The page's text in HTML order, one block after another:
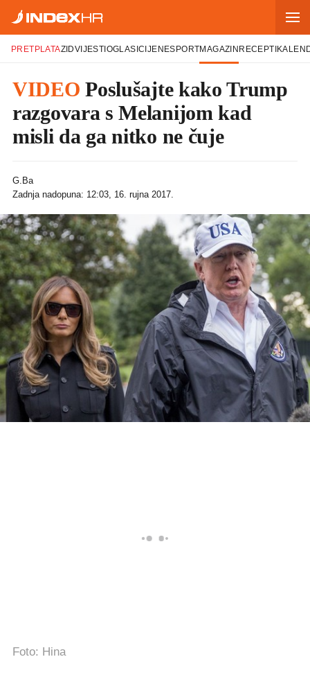
PRETPLATAZIDVIJESTI OGLASICIJENESPORTMAGAZIN RECEPTI
VIDEO Poslušajte kako Trump
razgovara s Melanijom kad
misli da ga nitko ne čuje
G.Ba
Zadnja nadopuna: 12:03, 16. rujna 2017.
Foto: Hina